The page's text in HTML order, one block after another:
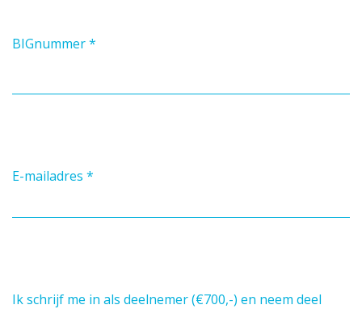
BIGnummer*
E-mailadres *
Ik schrijf me in als deelnemer (€700,-) en neem deel